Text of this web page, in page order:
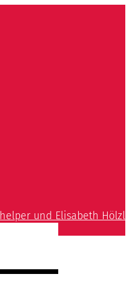
und Elisabeth Hölzl